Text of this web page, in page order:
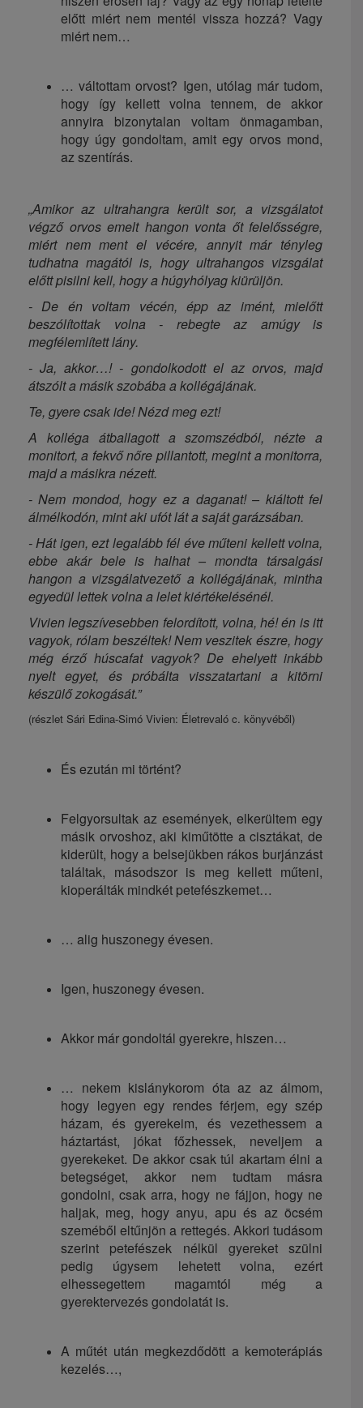
előtt miért nem mentél vissza hozzá? Vagy
miért nem…
… váltottam orvost? Igen, utólag már tudom,
hogy így kellett volna tennem, de akkor
annyira bizonytalan voltam önmagamban,
hogy úgy gondoltam, amit egy orvos mond,
az szentírás.
„Amikor az ultrahangra került sor, a vizsgálatot
végző orvos emelt hangon vonta őt felelősségre,
miért nem ment el vécére, annyit már tényleg
tudhatna magától is, hogy ultrahangos vizsgálat
előtt pisilni kell, hogy a húgyhólyag kiürüljön.
- De én voltam vécén, épp az imént, mielőtt
beszólítottak volna - rebegte az amúgy is
megfélemlített lány.
- Ja, akkor…! - gondolkodott el az orvos, majd
átszólt a másik szobába a kollégájának.
Te, gyere csak ide! Nézd meg ezt!
A kolléga átballagott a szomszédból, nézte a
monitort, a fekvő nőre pillantott, megint a monitorra,
majd a másikra nézett.
- Nem mondod, hogy ez a daganat! – kiáltott fel
álmélkodón, mint aki ufót lát a saját garázsában.
- Hát igen, ezt legalább fél éve műteni kellett volna,
ebbe akár bele is halhat – mondta társalgási
hangon a vizsgálatvezető a kollégájának, mintha
egyedül lettek volna a lelet kiértékelésénél.
Vivien legszívesebben felordított, volna, hé! én is itt
vagyok, rólam beszéltek! Nem veszitek észre, hogy
még érző húscafat vagyok? De ehelyett inkább
nyelt egyet, és próbálta visszatartani a kitörni
készülő zokogását.”
(részlet Sári Edina-Simó Vivien: Életrevaló c. könyvéből)
És ezután mi történt?
Felgyorsultak az események, elkerültem egy
másik orvoshoz, aki kiműtötte a cisztákat, de
kiderült, hogy a belsejükben rákos burjánzást
találtak, másodszor is meg kellett műteni,
kioperálták mindkét petefészkemet…
… alig huszonegy évesen.
Igen, huszonegy évesen.
Akkor már gondoltál gyerekre, hiszen…
… nekem kislánykorom óta az az álmom,
hogy legyen egy rendes férjem, egy szép
házam, és gyerekeim, és vezethessem a
háztartást, jókat főzhessek, neveljem a
gyerekeket. De akkor csak túl akartam élni a
betegséget, akkor nem tudtam másra
gondolni, csak arra, hogy ne fájjon, hogy ne
haljak, meg, hogy anyu, apu és az öcsém
szeméből eltűnjön a rettegés. Akkori tudásom
szerint petefészek nélkül gyereket szülni
pedig úgysem lehetett volna, ezért
elhessegettem magamtól még a
gyerektervezés gondolatát is.
A műtét után megkezdődött a kemoterápiás
kezelés…,